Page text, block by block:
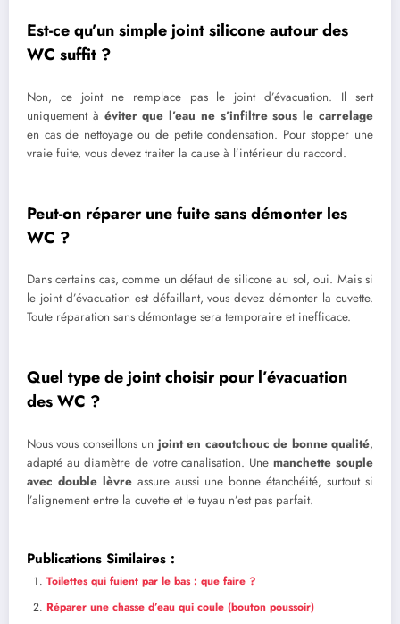
Est-ce qu’un simple joint silicone autour des
WC suffit ?
Non, ce joint ne remplace pas le joint d’évacuation. Il sert
uniquement à éviter que l’eau ne s’infiltre sous le carrelage
en cas de nettoyage ou de petite condensation. Pour stopper une
vraie fuite, vous devez traiter la cause à l’intérieur du raccord.
Peut-on réparer une fuite sans démonter les
WC ?
Dans certains cas, comme un défaut de silicone au sol, oui. Mais si
le joint d’évacuation est défaillant, vous devez démonter la cuvette.
Toute réparation sans démontage sera temporaire et inefficace.
Quel type de joint choisir pour l’évacuation
des WC ?
Nous vous conseillons un joint en caoutchouc de bonne qualité,
adapté au diamètre de votre canalisation. Unemanchette souple
avec double lèvreassure aussi une bonne étanchéité, surtout si
l’alignement entre la cuvette et le tuyau n’est pas parfait.
Publications Similaires :
Toilettes qui fuient par le bas : que faire ?
Réparer une chasse d’eau qui coule (bouton poussoir)